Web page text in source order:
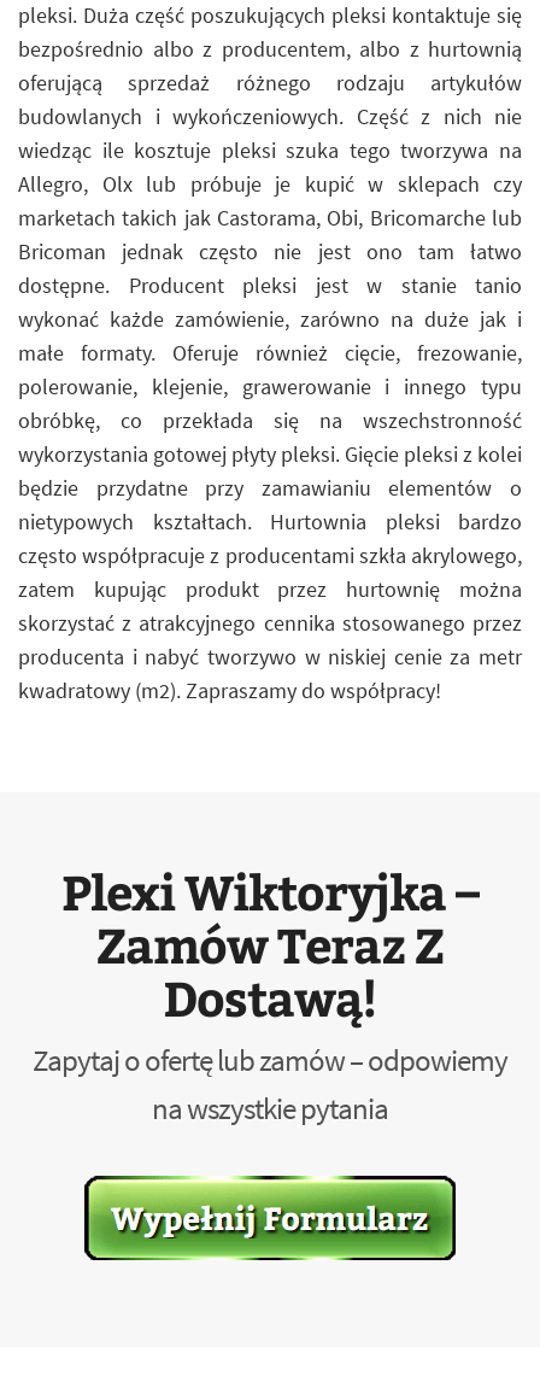
pleksi. Duża część poszukujących pleksi kontaktuje się
bezpośrednio albo z producentem, albo z hurtownią
oferującą sprzedaż różnego rodzaju artykułów
budowlanych i wykończeniowych. Część z nich nie
wiedząc ile kosztuje pleksi szuka tego tworzywa na
Allegro, Olx lub próbuje je kupić w sklepach czy
marketach takich jak Castorama, Obi, Bricomarche lub
Bricoman jednak często nie jest ono tam łatwo
dostępne. Producent pleksi jest w stanie tanio
wykonać każde zamówienie, zarówno na duże jak i
małe formaty. Oferuje również cięcie, frezowanie,
polerowanie, klejenie, grawerowanie i innego typu
obróbkę, co przekłada się na wszechstronność
wykorzystania gotowej płyty pleksi. Gięcie pleksi z kolei
będzie przydatne przy zamawianiu elementów o
nietypowych kształtach. Hurtownia pleksi bardzo
często współpracuje z producentami szkła akrylowego,
zatem kupując produkt przez hurtownię można
skorzystać z atrakcyjnego cennika stosowanego przez
producenta i nabyć tworzywo w niskiej cenie za metr
kwadratowy (m2). Zapraszamy do współpracy!
Plexi Wiktoryjka –
Zamów Teraz Z
Dostawą!
Zapytaj o ofertę lub zamów – odpowiemy
na wszystkie pytania